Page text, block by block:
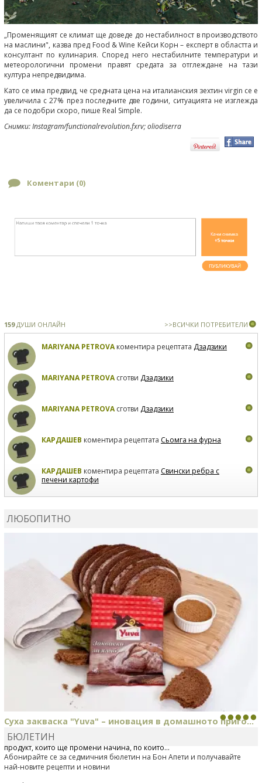
„Променящият се климат ще доведе до нестабилност в производството
на маслини", казва пред Food & Wine Кейси Корн – експерт в областта и
консултант по кулинария. Според него нестабилните температури и
метеорологични промени правят средата за отглеждане на тази
култура непредвидима.
Като се има предвид, че средната цена на италианския зехтин virgin се е
увеличила с 27% през последните две години, ситуацията не изглежда
да се подобри скоро, пише Real Simple.
Снимки: Instagram/functionalrevolution.fxrv; oliodiserra
Коментари (0)
159ДУШИ ОНЛАЙН >>ВСИЧКИ ПОТРЕБИТЕЛИ
MARIYANA PETROVAкоментира рецептата Дзадзики
MARIYANA PETROVAсготви Дзадзики
MARIYANA PETROVAсготви Дзадзики
КАРДАШЕВ коментира рецептата Сьомга на фурна
КАРДАШЕВ коментира рецептата Свински ребра с
печени картофи
ЛЮБОПИТНО
Суха закваска "Yuva" – иновация в домашното приго...
Отскоро Лесафр България стартира предлагането на изцяло нов
продукт, който ще промени начина, по който...
БЮЛЕТИН
Абонирайте се за седмичния бюлетин на Бон Апети и получавайте
най-новите рецепти и новини